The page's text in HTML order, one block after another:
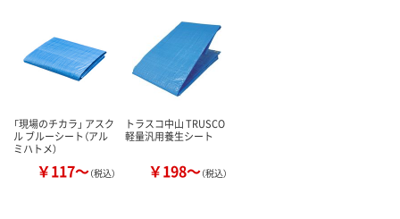
「現場のチカラ」 アスク
ル ブルーシート（アル
ミハトメ）
￥117～（税込）
トラスコ中山 TRUSCO
軽量汎用養生シート
￥198～（税込）